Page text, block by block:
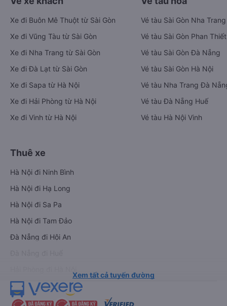
Xe đi Buôn Mê Thuột từ Sài Gòn
Xe đi Vũng Tàu từ Sài Gòn
Xe đi Nha Trang từ Sài Gòn
Xe đi Đà Lạt từ Sài Gòn
Xe đi Sapa từ Hà Nội
Xe đi Hải Phòng từ Hà Nội
Xe đi Vinh từ Hà Nội
Vé tàu Sài Gòn Nha Trang
Vé tàu Sài Gòn Phan Thiết
Vé tàu Sài Gòn Đà Nẵng
Vé tàu Sài Gòn Hà Nội
Vé tàu Nha Trang Đà
Vé tàu Đà Nẵng Huế
Vé tàu Hà Nội Vinh
Thuê xe
Hà Nội đi Ninh Bình
Hà Nội đi Hạ Long
Hà Nội đi Sa Pa
Hà Nội đi Tam Đảo
Đà Nẵng đi Hội An
Xem tất cả tuyến đường